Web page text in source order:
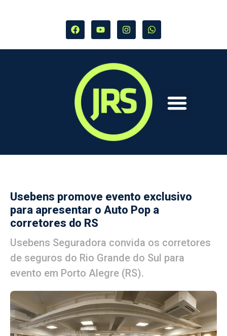
Usebens promove evento exclusivo
para apresentar o Auto Pop a
corretores do RS
Usebens Seguradora convida os corretores
de seguros do Rio Grande do Sul para
evento em Porto Alegre (RS).